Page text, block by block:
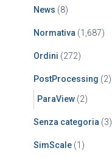
News (8)
Normativa (1,687)
Ordini (272)
PostProcessing (2)
ParaView (2)
Senza categoria (3)
SimScale (1)